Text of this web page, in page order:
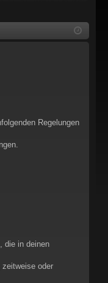
Regelungen
die in deinen
zeitweise oder